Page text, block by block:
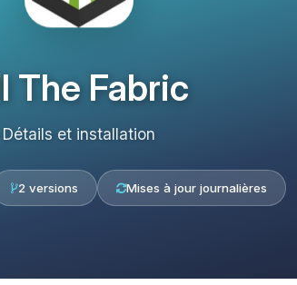
The Fabric
Détails et installation
2 versions Mises à jour journalières